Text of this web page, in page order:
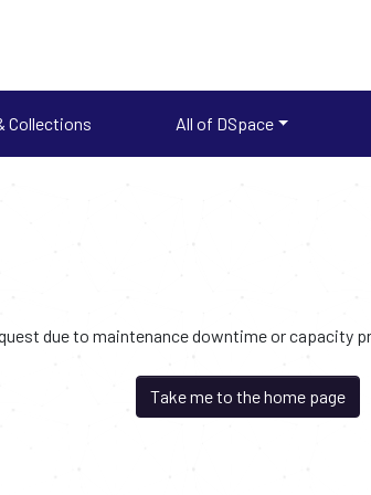
Collections All of DSpace
due to maintenance downtime or capacity
Take me to the home page